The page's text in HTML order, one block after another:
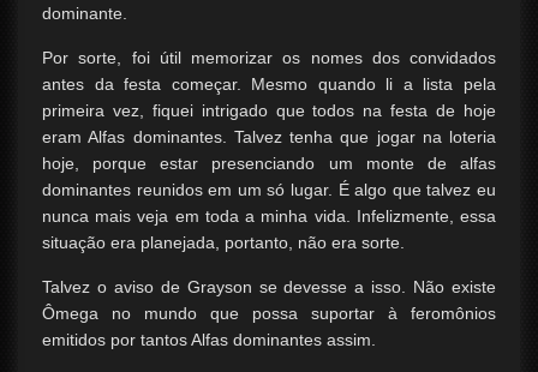
dominante.
Por sorte, foi útil memorizar os nomes dos convidados
antes da festa começar. Mesmo quando li a lista pela
primeira vez, fiquei intrigado que todos na festa de hoje
eram Alfas dominantes. Talvez tenha que jogar na loteria
hoje, porque estar presenciando um monte de alfas
dominantes reunidos em um só lugar. É algo que talvez eu
nunca mais veja em toda a minha vida. Infelizmente, essa
situação era planejada, portanto, não era sorte.
Talvez o aviso de Grayson se devesse a isso. Não existe
Ômega no mundo que possa suportar à feromônios
emitidos por tantos Alfas dominantes assim.